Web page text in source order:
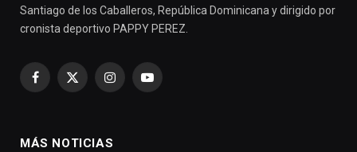
Santiago de los Caballeros, República Dominicana y dirigido por
cronista deportivo PAPPY PEREZ.
Facebook
X
InstagramYouTube
MÁS NOTICIAS